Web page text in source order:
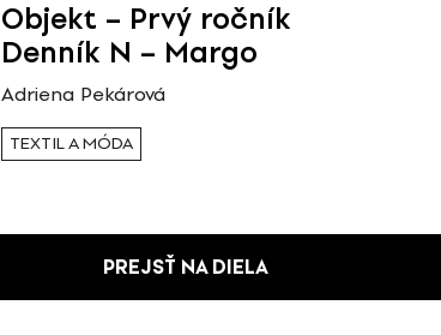
Objekt – Prvý ročník
Denník N – Margo
Adriena Pekárová
TEXTIL A MÓDA
PREJSŤ NA DIELA